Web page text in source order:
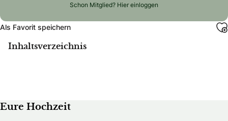
Schon Mitglied? Hier einloggen
Als Favorit speichern
Inhaltsverzeichnis
Eure Hochzeit